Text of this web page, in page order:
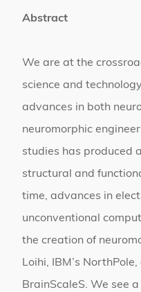
Abstract
We are at the
science and
advances in both
neuromorphic
studies has produced
structural and
time, advances in
unconventional
the creation of
Loihi, IBM’s
BrainScaleS. We see